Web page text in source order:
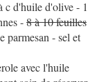
c d'huile d'olive - 1
-8 à 10 feuilles
parmesan - sel et
avec l'huile